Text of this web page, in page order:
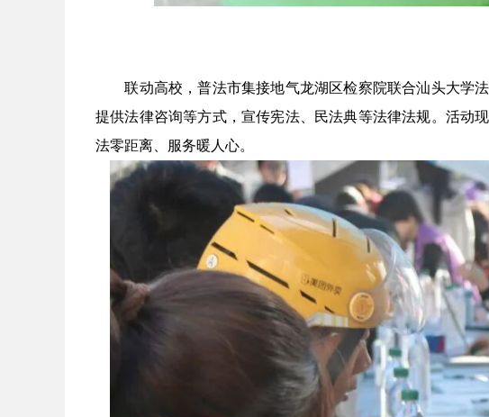
联动高校，普法市集接地气龙湖区检察院联合汕头大学
提供法律咨询等方式，宣传宪法、民法典等法律法规。活动
法零距离、服务暖人心。